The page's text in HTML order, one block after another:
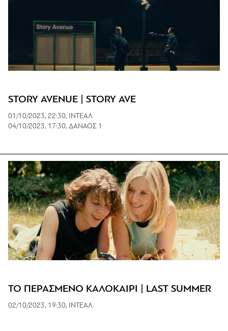
STORY AVENUE | STORY AVE
01/10/2023, 22:30, ΙΝΤΕΑΛ
04/10/2023, 17:30, ΔΑΝΑΟΣ 1
ΤΟ ΠΕΡΑΣΜΕΝΟ ΚΑΛΟΚΑΙΡΙ | LAST SUMMER
02/10/2023, 19:30, ΙΝΤΕΑΛ